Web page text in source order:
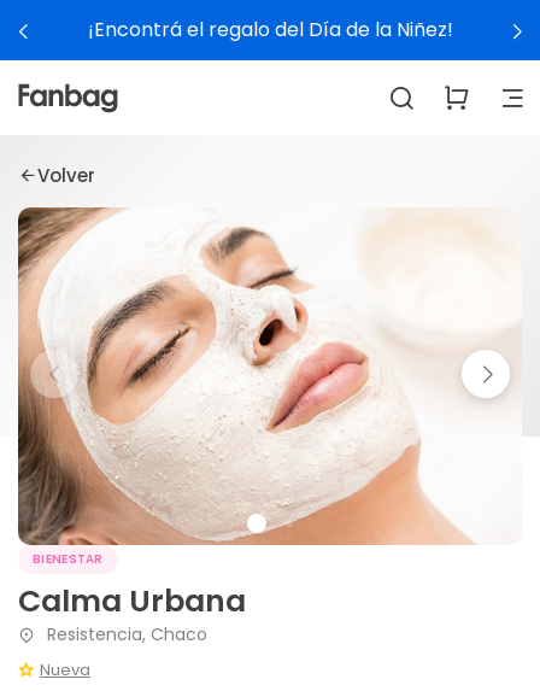
¡Encontrá el regalo del Día de la Niñez!
Volver
BIENESTAR
Calma Urbana
Resistencia, Chaco
Nueva